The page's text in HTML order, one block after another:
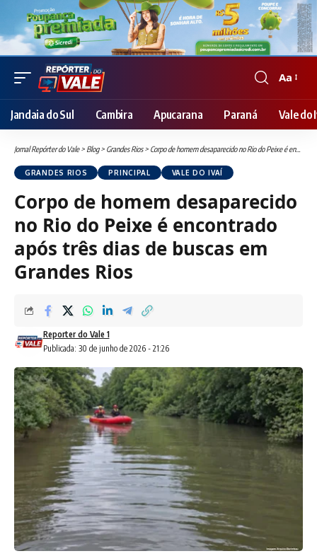
Font
Resizer
Aa
Jandaia do Sul Cambira Apucarana Paraná Vale do
Jornal Repórter do Vale> Blog> Grandes Rios> Corpo de homem desaparecido no Rio do Peixe é encontrado após três dias de buscas em Grandes Rios
GRANDES RIOS PRINCIPAL VALE DO IVAÍ
Corpo de homem desaparecido
no Rio do Peixe é encontrado
após três dias de buscas em
Grandes Rios
Publicada: 30 de junho de 2026 - 21:26
Reporter do Vale 1